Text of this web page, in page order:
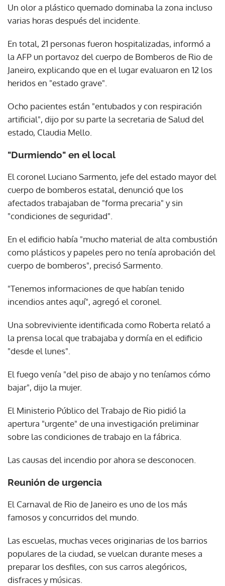
Un olor a plástico quemado dominaba la zona incluso
varias horas después del incidente.
En total, 21 personas fueron hospitalizadas, informó a
la AFP un portavoz del cuerpo de Bomberos de Rio de
Janeiro, explicando que en el lugar evaluaron en 12 los
heridos en "estado grave".
Ocho pacientes están "entubados y con respiración
artificial", dijo por su parte la secretaria de Salud del
estado, Claudia Mello.
"Durmiendo" en el local
El coronel Luciano Sarmento, jefe del estado mayor del
cuerpo de bomberos estatal, denunció que los
afectados trabajaban de "forma precaria" y sin
"condiciones de seguridad".
En el edificio había "mucho material de alta combustión
como plásticos y papeles pero no tenía aprobación del
cuerpo de bomberos", precisó Sarmento.
"Tenemos informaciones de que habían tenido
incendios antes aquí", agregó el coronel.
Una sobreviviente identificada como Roberta relató a
la prensa local que trabajaba y dormía en el edificio
"desde el lunes".
El fuego venía "del piso de abajo y no teníamos cómo
bajar", dijo la mujer.
El Ministerio Público del Trabajo de Rio pidió la
apertura "urgente" de una investigación preliminar
sobre las condiciones de trabajo en la fábrica.
Las causas del incendio por ahora se desconocen.
Reunión de urgencia
El Carnaval de Rio de Janeiro es uno de los más
famosos y concurridos del mundo.
Las escuelas, muchas veces originarias de los barrios
populares de la ciudad, se vuelcan durante meses a
preparar los desfiles, con sus carros alegóricos,
disfraces y músicas.